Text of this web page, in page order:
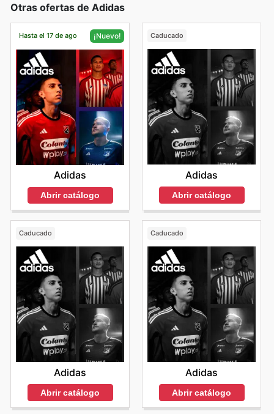
Otras ofertas de Adidas
Hasta el 17 de ago ¡Nuevo!
Adidas
Abrir catálogo
Caducado
Adidas
Abrir catálogo
Caducado
Adidas
Abrir catálogo
Caducado
Adidas
Abrir catálogo